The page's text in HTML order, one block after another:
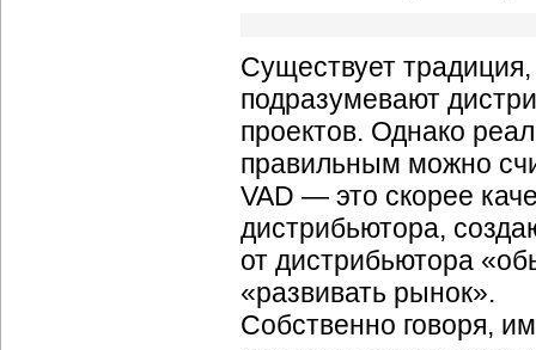
Существует традиция,
подразумевают
проектов. Однако
правильным можно
VAD — это скорее
дистрибьютора,
от дистрибьютора
«развивать рынок».
Собственно говоря,